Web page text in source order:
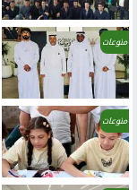
منوعات
منوعات